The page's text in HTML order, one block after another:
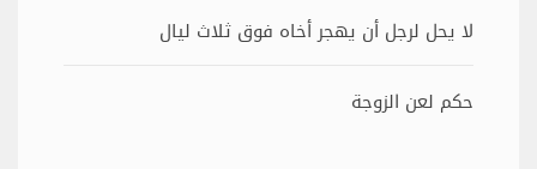
لا يحل لرجل أن يهجر أخاه فوق ثلاث ليال
حكم لعن الزوجة